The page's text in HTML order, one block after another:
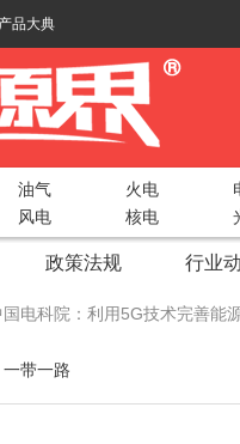
品大典
油气 火电
风电 核电
政策法规 行业
国电科院：利用5G技术完善能
苏车牛山岛智能微电网验收投运
储能而智慧，为储能而创新——
一带一路